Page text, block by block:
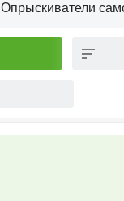
Опрыскиватели